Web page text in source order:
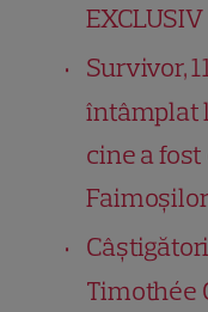
EXCLUSIV
Survivor,
întâmplat
cine a
Faimoșilor
Timothée